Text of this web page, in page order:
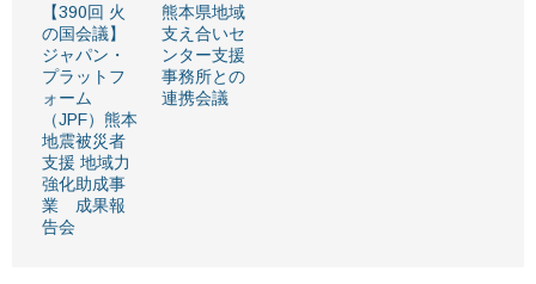
【390回 火
の国会議】
ジャパン・
プラットフ
ォーム
（JPF）熊本
地震被災者
支援 地域力
強化助成事
業 成果報
告会
熊本県地域
支え合いセ
ンター支援
事務所との
連携会議